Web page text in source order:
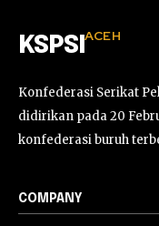
KSPSI ACEH
Konfederasi Serikat
didirikan pada 20
konfederasi buruh
COMPANY